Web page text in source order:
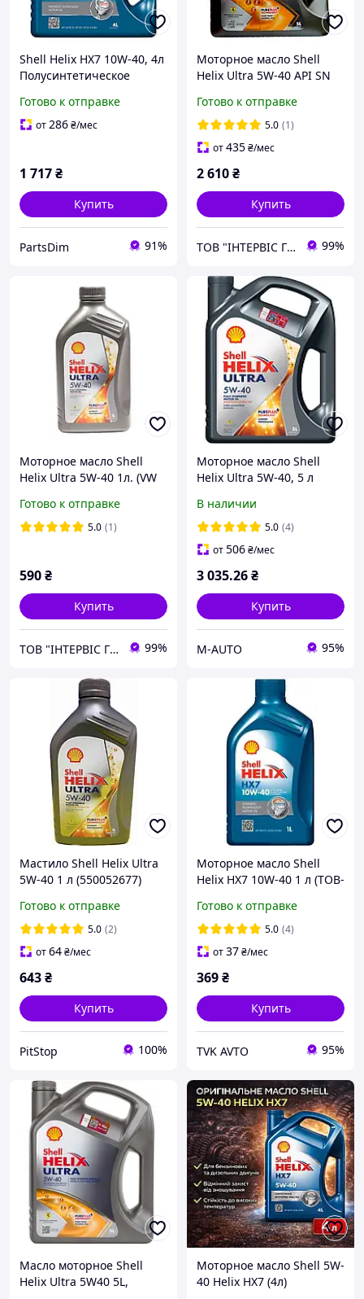
Shell Helix HX7 10W-40, 4л
Полусинтетическое
бензиновых и дизельных
двигателей (2000 2025)
Готово к отправке
от286₴/мес
1 717₴
Купить
PartsDim 91%
Моторное масло Shell
Helix Ultra 5W-40 API SN
502.00/505.00)
Готово к отправке
5.0 (1)
от435₴/мес
2 610₴
Купить
ТОВ "ІНТЕРВІС ГРУП" 99%
Моторное масло Shell
Helix Ultra 5W-40 1л. (VW
Готово к отправке
5.0 (1)
590₴
Купить
ТОВ "ІНТЕРВІС ГРУП" 99%
Моторное масло Shell
Helix Ultra 5W-40, 5 л
В наличии
5.0 (4)
от506₴/мес
3 035.26₴
Купить
M-AUTO 95%
Мастило Shell Helix Ultra
5W-40 1 л (550052677)
Готово к отправке
5.0 (2)
от64₴/мес
643₴
Купить
PitStop 100%
Моторное масло Shell
Helix HX7 10W-40 1 л (ТОВ-
Готово к отправке
5.0 (4)
от37₴/мес
369₴
Купить
TVK AVTO 95%
Масло моторное Shell
Helix Ultra 5W40 5L,
Моторное масло Shell 5W-
40 Helix HX7 (4л)